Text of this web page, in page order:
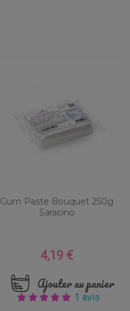
Gum Paste Bouquet 250g
Saracino
Prix
4,19 €
Ajouter au panier
1 avis